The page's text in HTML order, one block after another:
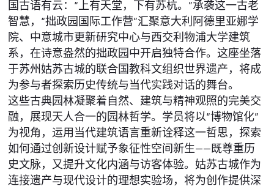
国古语有云：“上有天堂，下有苏杭。”承袭这一古老
智慧，“拙政园国际工作营”汇聚意大利阿德里亚娜学
院、中意城市更新研究中心与西交利物浦大学建筑
系，在诗意盎然的拙政园中开启独特合作。这座坐落
于苏州姑苏古城的联合国教科文组织世界遗产，将成
为参与者探索历史传统与当代实践对话的舞台。
这些古典园林凝聚着自然、建筑与精神观照的完美交
融，展现天人合一的园林哲学。学员将以“博物馆化”
为视角，运用当代建筑语言重新诠释这一哲思，探索
如何通过创新设计赋予象征性空间新生——既尊重历
史文脉，又提升文化内涵与访客体验。姑苏古城作为
连接遗产与现代设计的理想实验场，将为创作提供深